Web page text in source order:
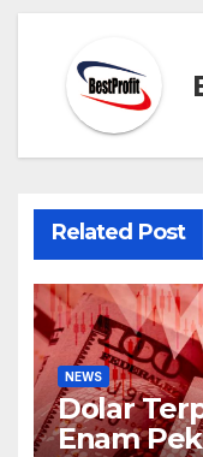
Related Post
NEWS
Dolar
Enam